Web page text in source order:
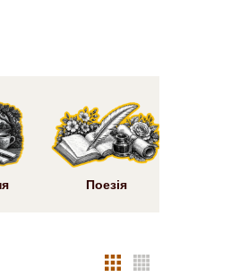
Поезія